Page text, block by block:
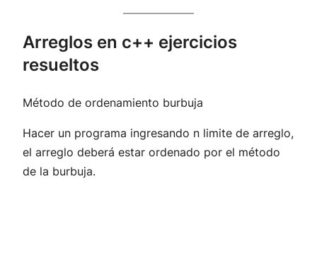
Arreglos en c++ ejercicios
resueltos
Método de ordenamiento burbuja
Hacer un programa ingresando n limite de arreglo,
el arreglo deberá estar ordenado por el método
de la burbuja.